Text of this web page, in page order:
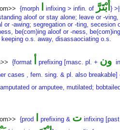
{morph infixing > infin. of أَبْتَرَّ }
aloof or stay alone; leave or -ving,
or -awing; segregation or -ting, secesion
be(com)ing aloof or -ness,
o.s. away, disassaociating o.s.
{format prefixing [masc. pl. + ون in
cases , fem. sing. & pl. also breakable]
or amputee, mutilated;
{prod prefixing & ت infixing